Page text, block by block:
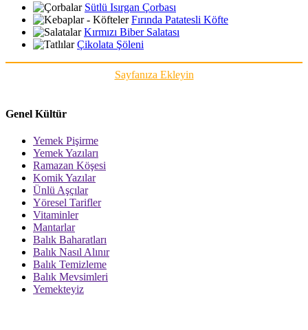
Sütlü Isırgan Çorbası
Fırında Patatesli Köfte
Kırmızı Biber Salatası
Çikolata Şöleni
Sayfanıza Ekleyin
Genel Kültür
Yemek Pişirme
Yemek Yazıları
Ramazan Köşesi
Komik Yazılar
Ünlü Aşçılar
Yöresel Tarifler
Vitaminler
Mantarlar
Balık Baharatları
Balık Nasıl Alınır
Balık Temizleme
Balık Mevsimleri
Yemekteyiz